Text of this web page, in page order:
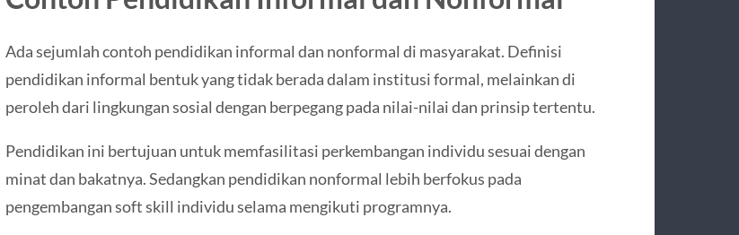
Ada sejumlah contoh pendidikan informal dan nonformal di masyarakat. Definisi
pendidikan informal bentuk yang tidak berada dalam institusi formal, melainkan di
peroleh dari lingkungan sosial dengan berpegang pada nilai-nilai dan prinsip tertentu.
Pendidikan ini bertujuan untuk memfasilitasi perkembangan individu sesuai dengan
minat dan bakatnya. Sedangkan pendidikan nonformal lebih berfokus pada
pengembangan soft skill individu selama mengikuti programnya.